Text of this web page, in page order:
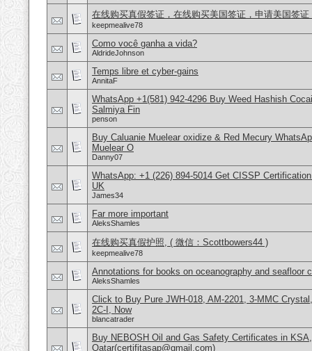
在线购买真假签证，在线购买美国签证，申请美国签
keepmealive78
Como você ganha a vida?
AldrideJohnson
Temps libre et cyber-gains
AnnitaF
WhatsApp +1(581) 942-4296 Buy Weed Hashish
Salmiya Fin
penson
Buy Caluanie Muelear oxidize & Red Mecury
Muelear O
Danny07
WhatsApp: +1 (226) 894-5014​ Get CISSP
UK
James34
Far more important
AleksShamles
在线购买真假护照, ( 微信：Scottbowers44 )
keepmealive78
Annotations for books on oceanography and seafloor
AleksShamles
Click to Buy Pure JWH-018, AM-2201, 3-MMC
2C-I, Now
blancatrader
Buy NEBOSH Oil and Gas Safety Certificates in
Qatar(certifitasap@gmail.com)